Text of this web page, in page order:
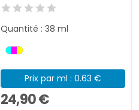
Quantité : 38 ml
Prix par ml : 0.63 €
24,90 €